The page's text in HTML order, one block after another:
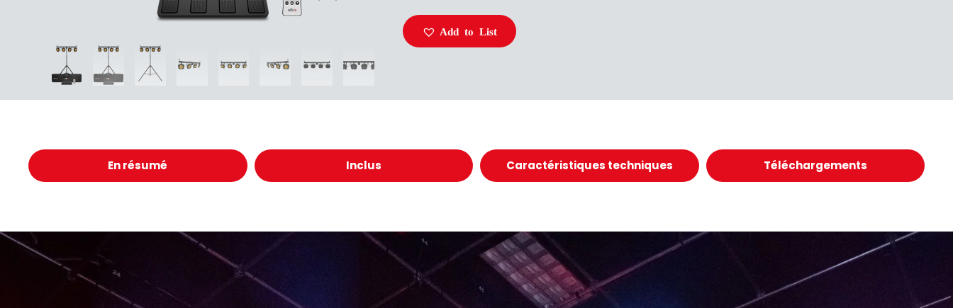
Add to List
En résumé Inclus Caractéristiques techniques Téléchargements